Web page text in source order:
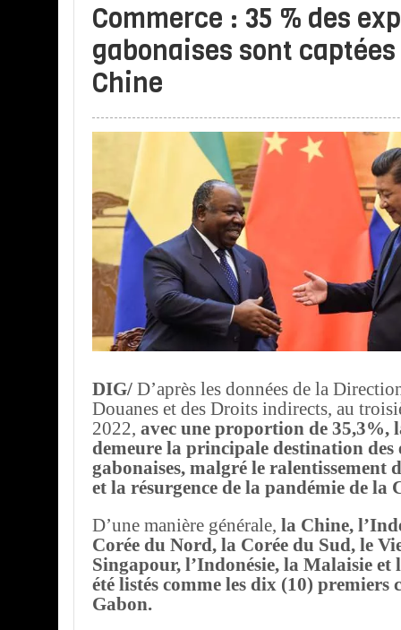
Commerce : 35 % des
gabonaises sont
Chine
DIG/ D’après les données de la
Douanes et des Droits indirects, au
2022, avec une proportion de 35,3%,
demeure la principale destination
gabonaises, malgré le ralentissement
et la résurgence de la pandémie de la
D’une manière générale, la Chine,
Corée du Nord, la Corée du Sud, le
Singapour, l’Indonésie, la Malaisie
été listés comme les dix (10) premiers
Gabon.